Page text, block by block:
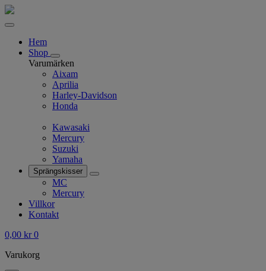
Hem
Shop
Varumärken
Aixam
Aprilia
Harley-Davidson
Honda
Kawasaki
Mercury
Suzuki
Yamaha
Sprängskisser
MC
Mercury
Villkor
Kontakt
0,00 kr 0
Varukorg